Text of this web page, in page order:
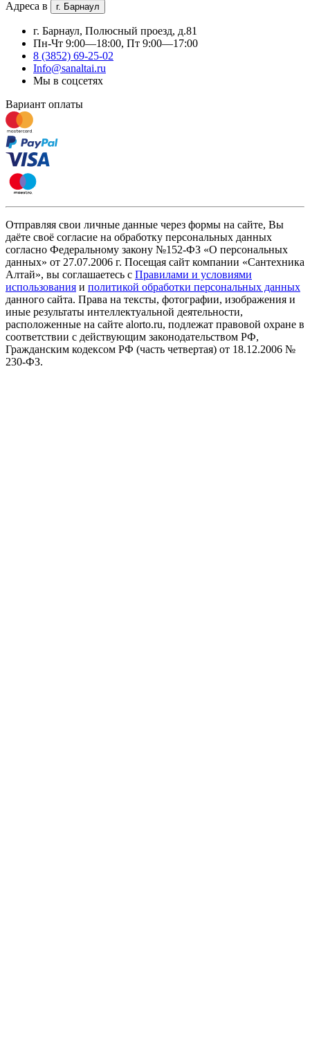
Адреса в г. Барнаул
г. Барнаул, Полюсный проезд, д.81
Пн-Чт 9:00—18:00, Пт 9:00—17:00
8 (3852) 69-25-02
Info@sanaltai.ru
Мы в соцсетях
Вариант оплаты
Отправляя свои личные данные через формы на сайте, Вы
даёте своё согласие на обработку персональных данных
согласно Федеральному закону №152-ФЗ «О персональных
данных» от 27.07.2006 г. Посещая сайт компании «Cантехника
Алтай», вы соглашаетесь с Правилами и условиями
использования и политикой обработки персональных данных
данного сайта. Права на тексты, фотографии, изображения и
иные результаты интеллектуальной деятельности,
расположенные на сайте alorto.ru, подлежат правовой охране в
соответствии с действующим законодательством РФ,
Гражданским кодексом РФ (часть четвертая) от 18.12.2006 №
230-ФЗ.